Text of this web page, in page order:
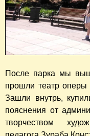
После парка мы
прошли театр
Зашли внутрь,
пояснения от
творчеством